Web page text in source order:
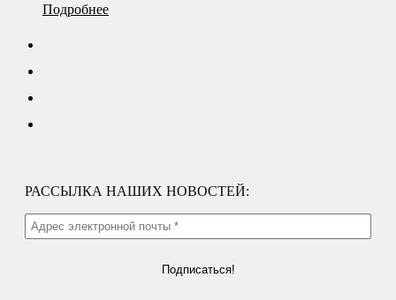
Подробнее
РАССЫЛКА НАШИХ НОВОСТЕЙ: